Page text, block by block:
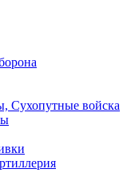
войска